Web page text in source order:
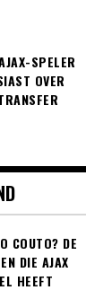
SPELER
OVER
COUTO? DE
DIE AJAX
HEEFT